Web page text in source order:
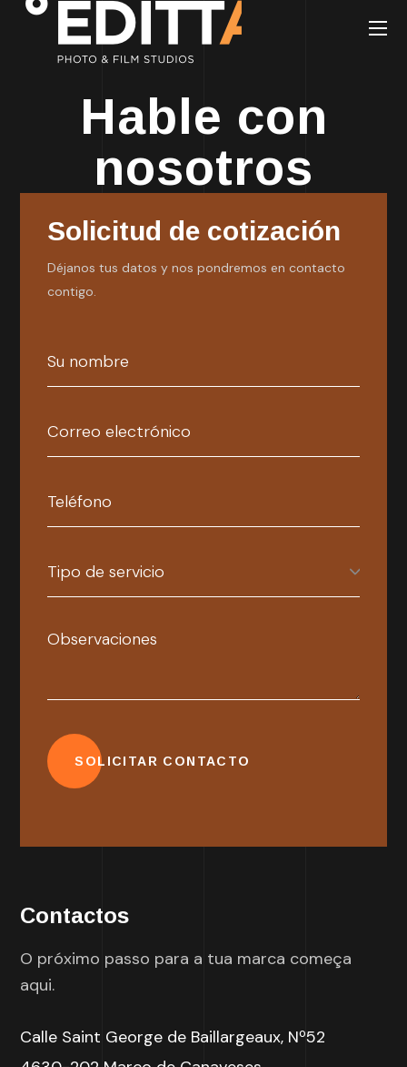
Hable con
nosotros
Solicitud de cotización
Déjanos tus datos y nos pondremos en contacto
contigo.
Contactos
O próximo passo para a tua marca começa
aqui.
Calle Saint George de Baillargeaux, Nº52